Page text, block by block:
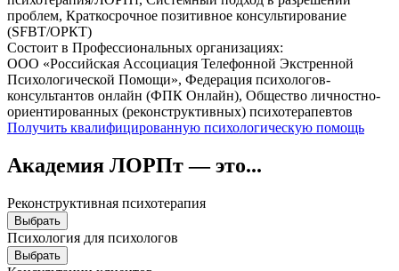
проблем, Краткосрочное позитивное консультирование
(SFBT/ОРКТ)
Состоит в Профессиональных организациях:
ООО «Российская Ассоциация Телефонной Экстренной
Психологической Помощи», Федерация психологов-
консультантов онлайн (ФПК Онлайн), Общество личностно-
ориентированных (реконструктивных) психотерапевтов
Получить квалифицированную психологическую помощь
Академия ЛОРПт — это...
Реконструктивная психотерапия
Выбрать
Психология для психологов
Выбрать